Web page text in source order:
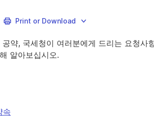
Print or Download
약, 국세청이 여러분에게 드리는 요청사
알아보십시오.
속